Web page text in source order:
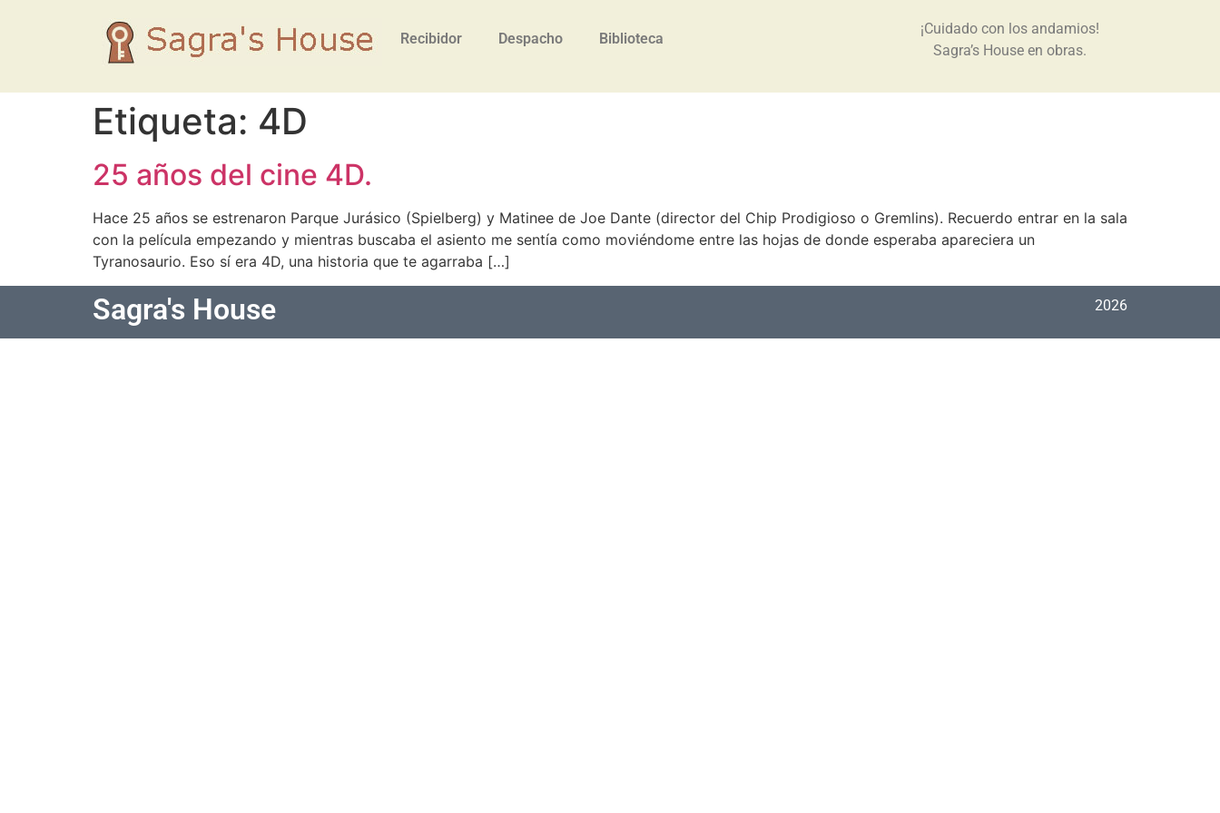
Recibidor Despacho Biblioteca
¡Cuidado con los andamios!
Sagra’s House en obras.
Etiqueta: 4D
25 años del cine 4D.
Hace 25 años se estrenaron Parque Jurásico (Spielberg) y Matinee de Joe Dante (director del Chip Prodigioso o Gremlins). Recuerdo entrar en la sala
con la película empezando y mientras buscaba el asiento me sentía como moviéndome entre las hojas de donde esperaba apareciera un
Tyranosaurio. Eso sí era 4D, una historia que te agarraba […]
Sagra's House 2026